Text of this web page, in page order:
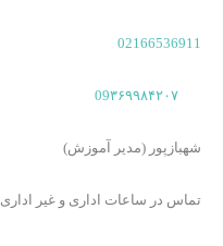
02166536911
09۳۶۹۹۸۴۲۰۷
شهبازپور (مدیر آموزش)
تماس در ساعات اداری و غیر اداری​